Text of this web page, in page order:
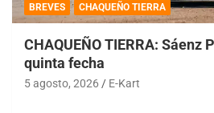
BREVES CHAQUEÑO TIERRA
CHAQUEÑO TIERRA: Sáenz
quinta fecha
5 agosto, 2026 E-Kart